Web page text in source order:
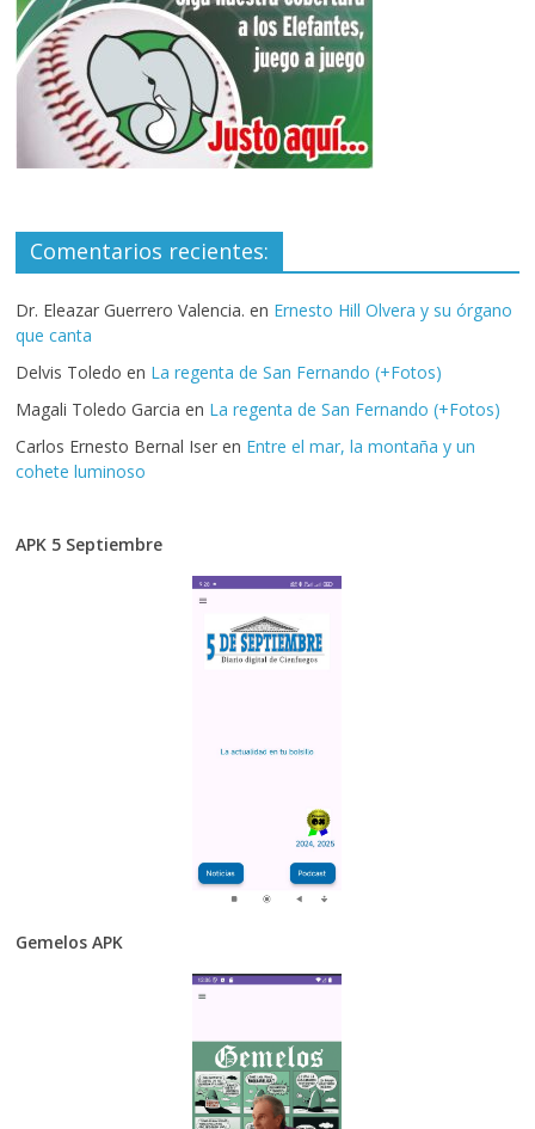
Comentarios recientes:
Dr. Eleazar Guerrero Valencia. en Ernesto Hill Olvera y su órgano
que canta
Delvis Toledo en La regenta de San Fernando (+Fotos)
Magali Toledo Garcia en La regenta de San Fernando (+Fotos)
Carlos Ernesto Bernal Iser en Entre el mar, la montaña y un
cohete luminoso
APK 5 Septiembre
Gemelos APK